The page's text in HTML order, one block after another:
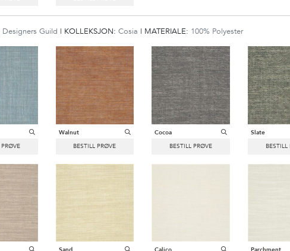
Designers Guild | KOLLEKSJON: Cosia | MATERIALE: 100% Polyester
Walnut Cocoa Slate